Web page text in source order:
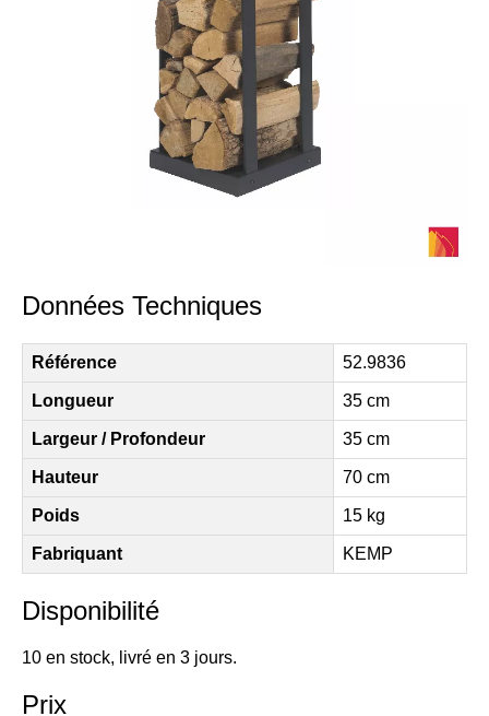
Données Techniques
Référence 52.9836
Longueur 35 cm
Largeur / Profondeur 35 cm
Hauteur 70 cm
Poids 15 kg
Fabriquant KEMP
Disponibilité
10 en stock, livré en 3 jours.
Prix